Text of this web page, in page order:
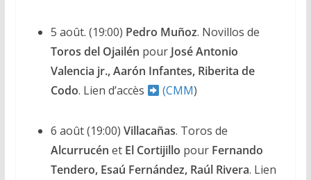
5 août. (19:00) Pedro Muñoz. Novillos de
Toros del Ojailén pour José Antonio
Valencia jr., Aarón Infantes, Riberita de
Codo. Lien d’accès (CMM)
6 août (19:00) Villacañas. Toros de
Alcurrucén etEl Cortijillo pour Fernando
Tendero, Esaú Fernández, Raúl Rivera. Lien